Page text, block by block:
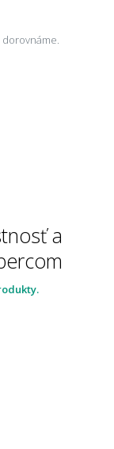
dorovnáme.
a